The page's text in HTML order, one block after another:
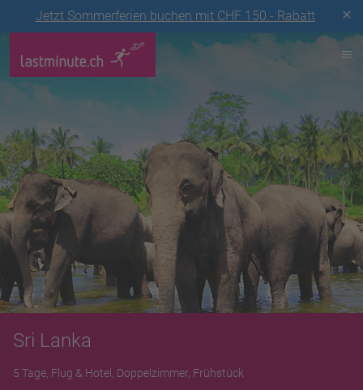
Sri Lanka
5 Tage, Flug & Hotel, Doppelzimmer, Frühstück
Jetzt Sommerferien buchen mit CHF 150.- Rabatt